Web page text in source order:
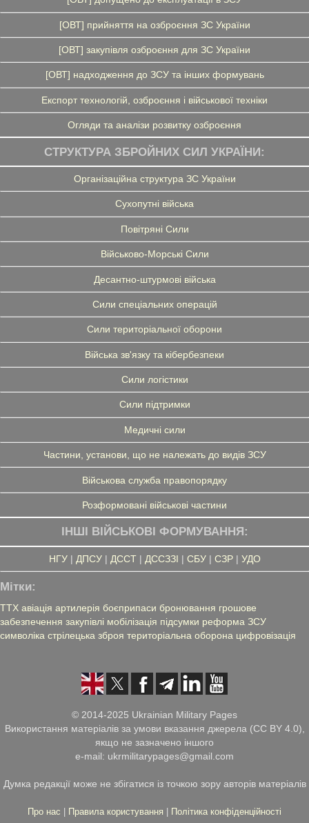
[ОВТ] прийняття на озброєння ЗС України
[ОВТ] закупівля озброєння для ЗС України
[ОВТ] надходження до ЗСУ та інших формувань
Експорт технологій, озброєння і військової техніки
Огляди та аналізи розвитку озброєння
СТРУКТУРА ЗБРОЙНИХ СИЛ УКРАЇНИ:
Організаційна структура ЗС України
Сухопутні війська
Повітряні Сили
Військово-Морські Сили
Десантно-штурмові війська
Сили спеціальних операцій
Сили територіальної оборони
Війська зв'язку та кібербезпеки
Сили логістики
Сили підтримки
Медичні сили
Частини, установи, що не належать до видів ЗСУ
Військова служба правопорядку
Розформовані військові частини
ІНШІ ВІЙСЬКОВІ ФОРМУВАННЯ:
НГУ| ДПСУ| ДССТ| ДССЗЗІ | СБУ| СЗР| УДО
Мітки:
ТТХ авіація артилерія боєприпаси бронювання грошове
забезпечення закупівлі мобілізація підсумки реформа ЗСУ
символіка стрілецька зброя територіальна оборона цифровізація
© 2014-2025 Ukrainian Military Pages
Використання матеріалів за умови вказання джерела (CC BY 4.0),
якщо не зазначено іншого
e-mail: ukrmilitarypages@gmail.com
Думка редакції може не збігатися із точкою зору авторів матеріалів
Про нас Правила користування Політика конфіденційності